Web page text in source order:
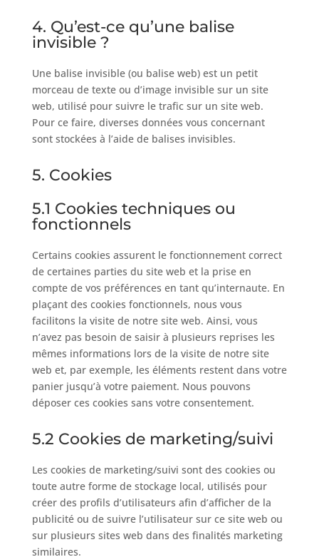
4. Qu’est-ce qu’une balise
invisible ?
Une balise invisible (ou balise web) est un petit
morceau de texte ou d’image invisible sur un site
web, utilisé pour suivre le trafic sur un site web.
Pour ce faire, diverses données vous concernant
sont stockées à l’aide de balises invisibles.
5. Cookies
5.1 Cookies techniques ou
fonctionnels
Certains cookies assurent le fonctionnement correct
de certaines parties du site web et la prise en
compte de vos préférences en tant qu’internaute. En
plaçant des cookies fonctionnels, nous vous
facilitons la visite de notre site web. Ainsi, vous
n’avez pas besoin de saisir à plusieurs reprises les
mêmes informations lors de la visite de notre site
web et, par exemple, les éléments restent dans votre
panier jusqu’à votre paiement. Nous pouvons
déposer ces cookies sans votre consentement.
5.2 Cookies de marketing/suivi
Les cookies de marketing/suivi sont des cookies ou
toute autre forme de stockage local, utilisés pour
créer des profils d’utilisateurs afin d’afficher de la
publicité ou de suivre l’utilisateur sur ce site web ou
sur plusieurs sites web dans des finalités marketing
similaires.